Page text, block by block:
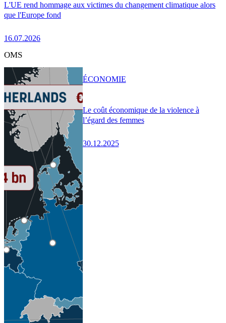
L'UE rend hommage aux victimes du changement climatique alors
que l'Europe fond
16.07.2026
OMS
Le coût économique de la violence à
l’égard des femmes
30.12.2025
ÉCONOMIE